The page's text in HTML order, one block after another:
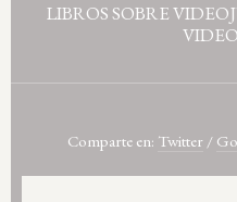
LIBROS SOBRE
Comparte en: Twitter /